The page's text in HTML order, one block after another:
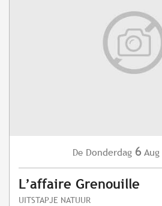
De Donderdag 6 Aug
L’affaire Grenouille
UITSTAPJE NATUUR